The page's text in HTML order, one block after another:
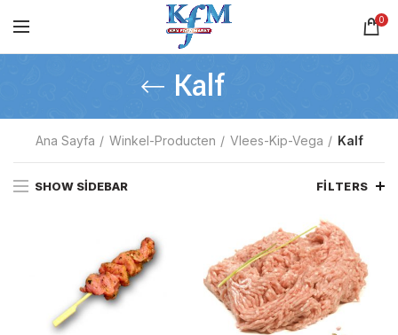
0
Kalf
Ana Sayfa Winkel-Producten Vlees-Kip-Vega Kalf
SHOW SIDEBAR FILTERS